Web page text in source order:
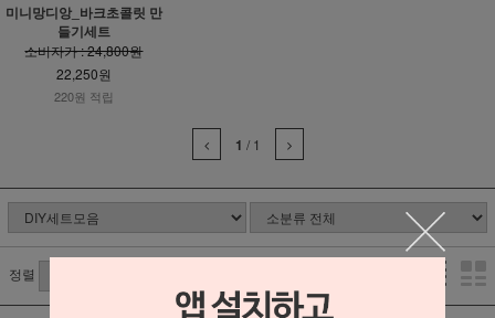
미니망디앙_바크초콜릿 만
들기세트
소비자가 : 24,800원
22,250원
220원 적립
1 / 1
정렬